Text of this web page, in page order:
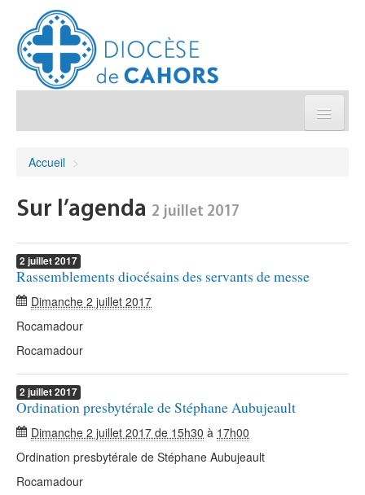
Agenda diocésain
Je donne
Accueil >
Sur l’agenda 2 juillet 2017
2 juillet2017
Rassemblements diocésains des servants de messe
Dimanche 2 juillet 2017
Rocamadour
Rocamadour
2 juillet2017
Ordination presbytérale de Stéphane Aubujeault
Dimanche 2 juillet 2017 de 15h30 à 17h00
Ordination presbytérale de Stéphane Aubujeault
Rocamadour